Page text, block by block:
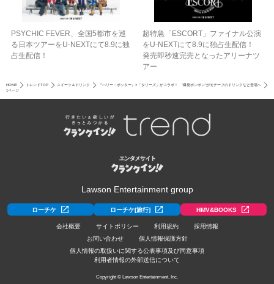
PSYCHIC FEVER、全国5都市を巡
る日本ツアーをU‐NEXTにて8.9に独
占生配信！
超特急「ESCORT」ファイナル公演
をU-NEXTにて8.9に独占生配信！
発売即秒速完売となったアリーナツ
アー
HOME トレンドTOP スイーツ＆ドリンク
『ハリー・ポッター』×「タリーズ」がコラボ！ “爆発ボンボン”がモチーフのドリンクなど登場へ
1ページ
Lawson Entertainment group
ローチケ ローチケ[旅行] HMV&BOOKS
会社概要 サイトポリシー 利用規約
採用情報
お問い合わせ
個人情報保護方針
個人情報の取扱いに関する公表事項及び同意事項
利用者情報の外部送信について
Copyright © Lawson Entertainment, Inc.